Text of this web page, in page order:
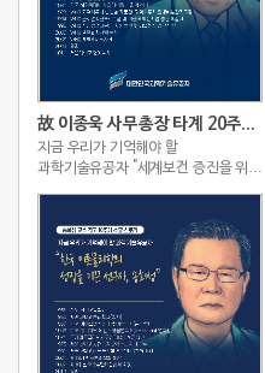
故 이종욱 사무총장 타계 20주기 추모 스토리
지금 우리가 기억해야 할
과학기술유공자 "세계보건 증진을 위해